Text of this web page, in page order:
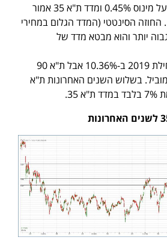
פער הארביטר'ג עומד על מינוס 0.45% ומדד ת"א 35 אמור
לפתוח בירידה ל-1608. החוזה הסינטטי (המדד הגלום במחירי
יותר והוא מבטא מדד של
מדד ת"א 35 עלה מתחילת 2019 ב-10.36% אבל ת"א 90
בשלוש השנים האחרונות ת"א